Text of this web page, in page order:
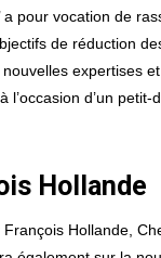
a pour vocation de
de réduction
expertises
d’un
Hollande
Hollande,